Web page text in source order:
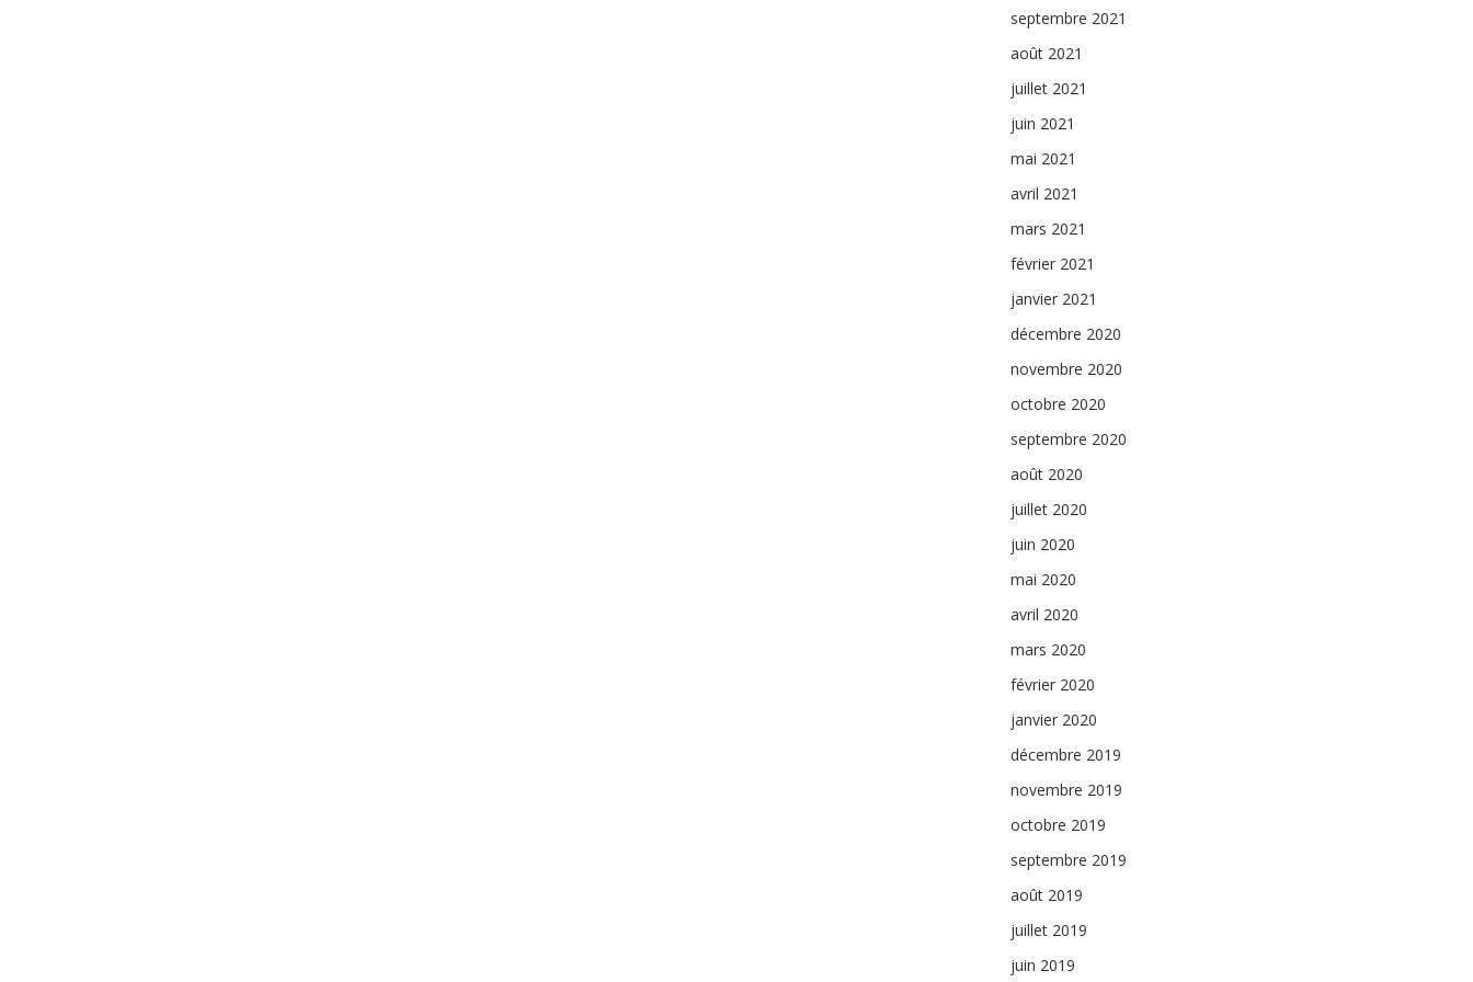
septembre 2021
août 2021
juillet 2021
juin 2021
mai 2021
avril 2021
mars 2021
février 2021
janvier 2021
décembre 2020
novembre 2020
octobre 2020
septembre 2020
août 2020
juillet 2020
juin 2020
mai 2020
avril 2020
mars 2020
février 2020
janvier 2020
décembre 2019
novembre 2019
octobre 2019
septembre 2019
août 2019
juillet 2019
juin 2019